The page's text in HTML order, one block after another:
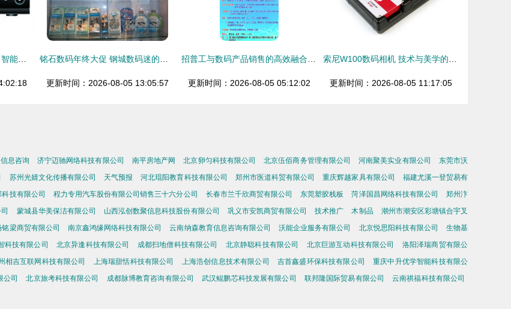
更新时间：2026-08-05 13:05:57 更新时间：2026-08-05 05:12:02 更新时间：2026-08-05 11:17:05
信息咨询 济宁迈驰网络科技有限公司 南平房地产网 北京卵匀科技有限公司 北京伍佰商务管理有限公司 河南聚美实业有限公司
东莞市沃
苏州光婧文化传播有限公司 天气预报 河北琨阳教育科技有限公司 郑州市医道科贸有限公司 重庆辉越家具有限公司
福建尤溪一登贸易有
技有限公司 程力专用汽车股份有限公司销售三十六分公司 长春市兰千欣商贸有限公司 东莞塑胶栈板 菏泽国昌网络科技有限公司
郑州汴
蒙城县华美保洁有限公司 山西泓创数聚信息科技股份有限公司 巩义市安凯商贸有限公司 技术推广 木制品
潮州市潮安区彩塘镇合宇叉
铭梁商贸有限公司 南京鑫鸿缘网络科技有限公司 云南纳森教育信息咨询有限公司 沃能企业服务有限公司 北京悦思阳科技有限公司
生物基
科技有限公司 北京异逢科技有限公司 成都扫地僧科技有限公司 北京静聪科技有限公司 北京巨游互动科技有限公司
洛阳泽瑞商贸有限公
相吉互联网科技有限公司 上海瑞甜恬科技有限公司 上海浩创信息技术有限公司 吉首鑫盛环保科技有限公司
重庆中升优学智能科技有限公
公司 北京旅考科技有限公司 成都脉博教育咨询有限公司 武汉鲲鹏芯科技发展有限公司 联邦隆国际贸易有限公司
云南祺福科技有限公司